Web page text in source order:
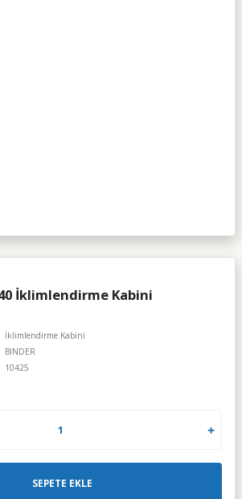
İklimlendirme Kabini
İklimlendirme Kabini
BINDER
10425
SEPETE EKLE